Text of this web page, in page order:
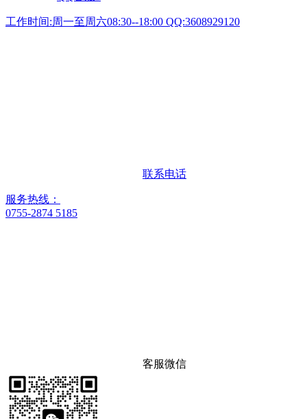
工作时间:周一至周六08:30--18:00 QQ:3608929120
联系电话
服务热线：
0755-2874 5185
客服微信